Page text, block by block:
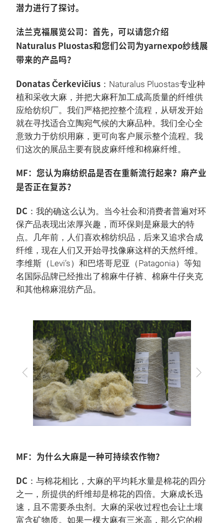
潜力进行了探讨。
法兰克福展览公司：首先，可以请您介绍
Naturalus Pluostas和您们公司为yarnexpo纱线展
带来的产品吗？
Donatas Čerkevičius ：Naturalus Pluostas专业种
植和采收大麻，并把大麻秆加工成高质量的纤维供
应给纺织厂。我们严格把控整个流程，从研发开始
就在寻找适合立陶宛气候的大麻品种。我们全心全
意致力于纺织用麻，更可向客户展示整个流程。我
们这次的展品主要有脱皮麻纤维和棉麻纤维。
MF：您认为麻纺织品是否在重新流行起来？麻产业
是否正在复苏？
DC ：我的确这么认为。当今社会和消费者普遍对环
保产品表现出浓厚兴趣，而环保则是麻最大的特
点。几年前，人们喜欢棉纺织品，后来又追求合成
纤维，现在人们又开始寻找像麻这样的天然纤维。
李维斯（Levi’s）和巴塔哥尼亚（Patagonia）等知
名国际品牌已经推出了棉麻牛仔裤、棉麻牛仔夹克
和其他棉麻混纺产品。
上
下
MF：为什么大麻是一种可持续农作物？
DC ：与棉花相比，大麻的平均耗水量是棉花的四分
之一，所提供的纤维却是棉花的四倍。大麻成长迅
速，且不需要杀虫剂。大麻的采收过程也会让土壤
富含矿物质。如果一棵大麻有三米高，那么它的根